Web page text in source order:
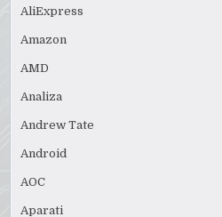
AliExpress
Amazon
AMD
Analiza
Andrew Tate
Android
AOC
Aparati